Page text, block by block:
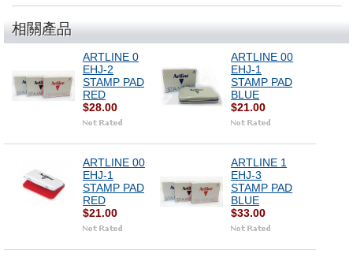
相關產品
ARTLINE 0
EHJ-2
STAMP PAD
RED
$28.00
ARTLINE 00
EHJ-1
STAMP PAD
BLUE
$21.00
ARTLINE 00
EHJ-1
STAMP PAD
RED
$21.00
ARTLINE 1
EHJ-3
STAMP PAD
BLUE
$33.00